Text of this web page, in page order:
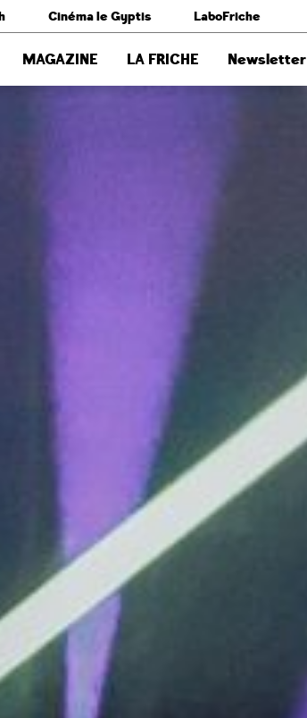
Cinéma le Gyptis LaboFriche
MAGAZINE LA FRICHE Newsletter